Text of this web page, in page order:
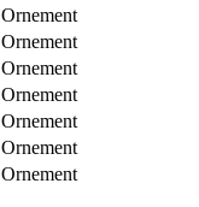
Ornement
Ornement
Ornement
Ornement
Ornement
Ornement
Ornement